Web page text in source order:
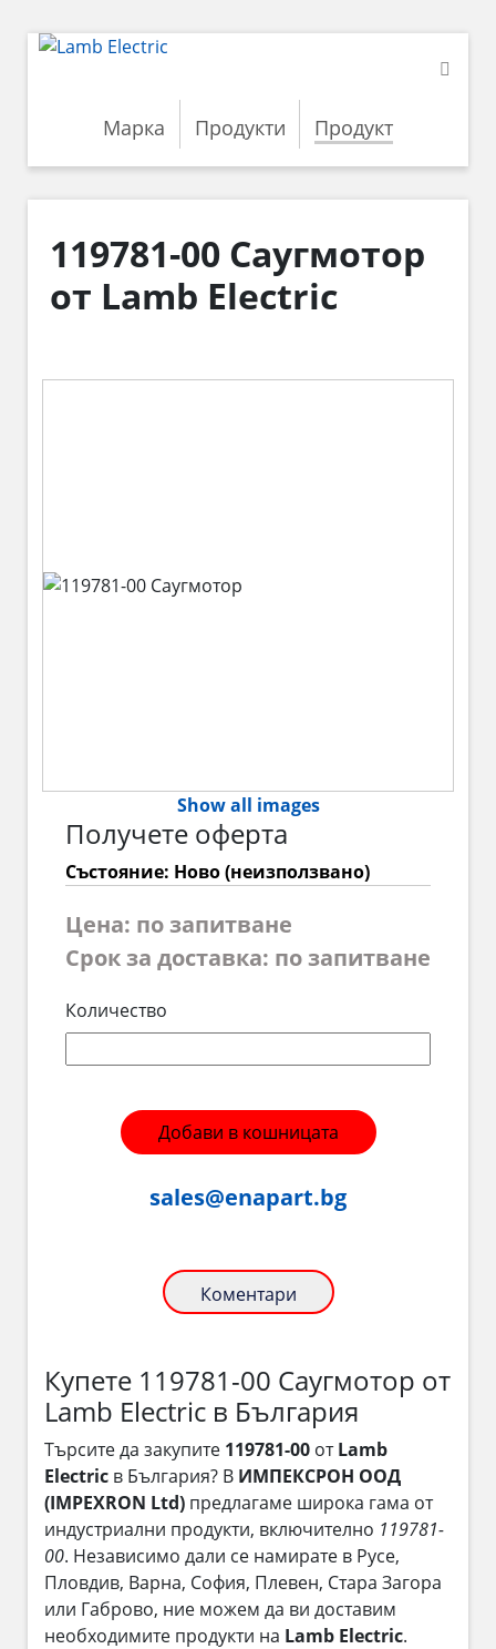
Марка Продукти Продукт
119781-00 Саугмотор
от Lamb Electric
Show all images
Получете оферта
Състояние: Ново (неизползвано)
Цена: по запитване
Срок за доставка: по запитване
Количество
Добави в кошницата
sales@enapart.bg
Коментари
Купете 119781-00 Саугмотор от
Lamb Electric в България
Търсите да закупите 119781-00 отLamb
Electric в България? В ИМПЕКСРОН ООД
(IMPEXRON Ltd) предлагаме широка гама от
индустриални продукти, включително 119781-
00. Независимо дали се намирате в Русе,
Пловдив, Варна, София, Плевен, Стара Загора
или Габрово, ние можем да ви доставим
необходимите продукти на Lamb Electric.